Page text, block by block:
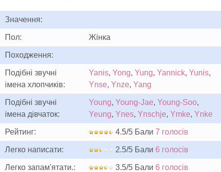
Значення:
Пол: Жінка
Походження:
Подібні звучні
імена хлопчиків:
Yanis, Yong, Yung, Yannick, Yunis,
Ynse, Ynze, Yang
Подібні звучні
імена дівчаток:
Young, Young-Jae, Young-Soo,
Yeung, Ynes, Ynschje, Ymke, Ynke
Рейтинг: 4.5/5 Бали 7 голосів
Легко написати: 2.5/5 Бали 6 голосів
Легко запам'ятати.: 3.5/5 Бали 6 голосів